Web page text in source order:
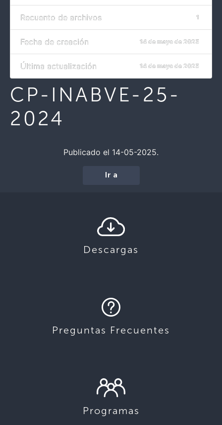
Recuento de archivos 1
Fecha de creación 14 de mayo de 2025
Última actualización 14 de mayo de 2025
CP-INABVE-25-
2024
Publicado el 14-05-2025.
Ir a
Descargas
Preguntas Frecuentes
Programas